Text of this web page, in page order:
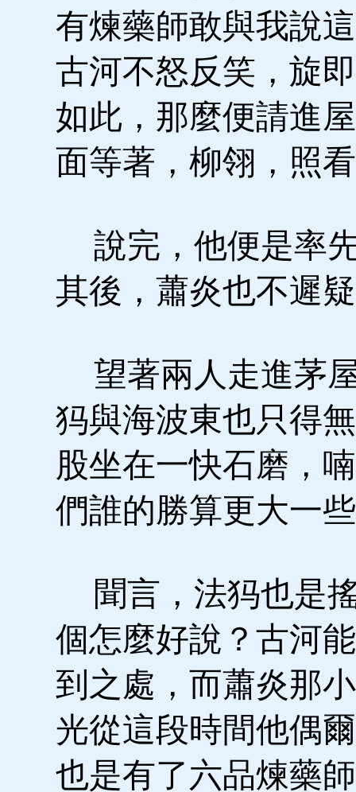
有煉藥師敢與我說
古河不怒反笑，旋
如此，那麼便請進
面等著，柳翎，照
說完，他便是率
其後，蕭炎也不遲
望著兩人走進茅
犸與海波東也只得
股坐在一快石磨，
們誰的勝算更大一
聞言，法犸也是
個怎麼好說？古河
到之處，而蕭炎那
光從這段時間他偶
也是有了六品煉藥